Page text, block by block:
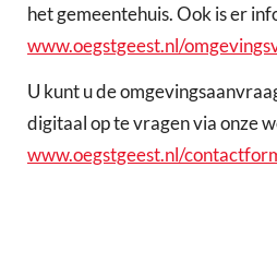
het gemeentehuis. Ook is er
www.oegstgeest.nl/
U kunt u de
digitaal op te vragen via onze
www.oegstgeest.nl/